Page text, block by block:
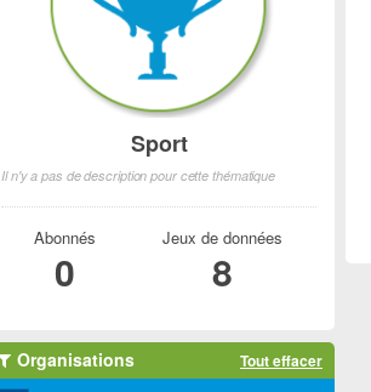
Sport
Il n'y a pas de description pour cette thématique
Abonnés
0
Jeux de données
8
Organisations Tout effacer